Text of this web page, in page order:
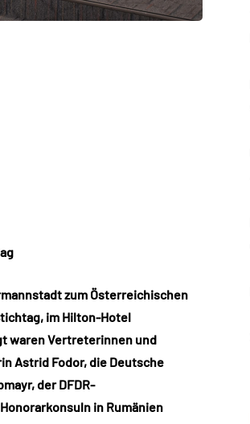
zum Österreichischen
im Hilton-Hotel
waren Vertreterinnen und
Astrid Fodor, die Deutsche
der DFDR-
in Rumänien